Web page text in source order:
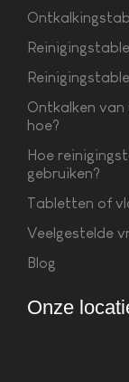
Ontkalken
hoe?
Hoe
gebruiken?
Tabletten of
Veelgestelde
Blog
Onze